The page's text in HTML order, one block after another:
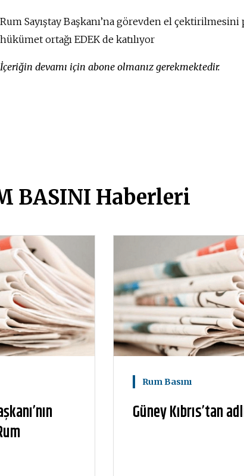
Rum Sayıştay Başkanı’na görevden el
hükümet ortağı EDEK de katılıyor
İçeriğin devamı için abone olmanız gerekmektedir.
BASINI Haberleri
Rum Basını
Güney Kıbrıs’tan